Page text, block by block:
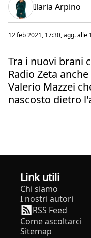
Ilaria Arpino
12 feb 2021, 17:30, agg. alle
Tra i nuovi brani
Radio Zeta
Valerio Mazzei
nascosto dietro
Link utili
Chi siamo
I nostri autori
RSS Feed
Come ascoltarci
Sitemap